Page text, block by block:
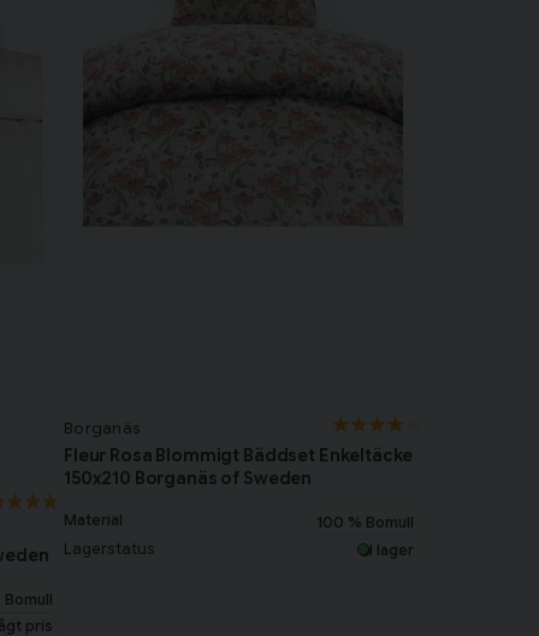
Bomull
pris
Borganäs
Fleur Rosa Blommigt Bäddset Enkeltäcke
150x210 Borganäs of Sweden
Material 100 % Bomull
Lagerstatus I lager